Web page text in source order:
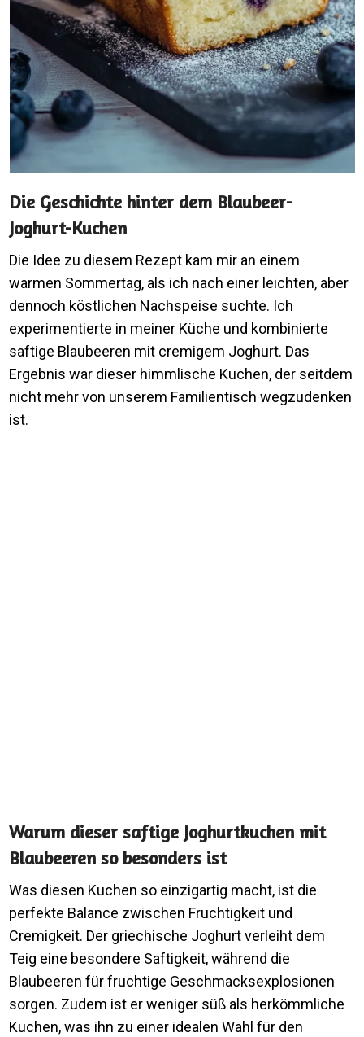
Die Geschichte hinter dem Blaubeer-
Joghurt-Kuchen
Die Idee zu diesem Rezept kam mir an einem
warmen Sommertag, als ich nach einer leichten, aber
dennoch köstlichen Nachspeise suchte. Ich
experimentierte in meiner Küche und kombinierte
saftige Blaubeeren mit cremigem Joghurt. Das
Ergebnis war dieser himmlische Kuchen, der seitdem
nicht mehr von unserem Familientisch wegzudenken
ist.
Warum dieser saftige Joghurtkuchen mit
Blaubeeren so besonders ist
Was diesen Kuchen so einzigartig macht, ist die
perfekte Balance zwischen Fruchtigkeit und
Cremigkeit. Der griechische Joghurt verleiht dem
Teig eine besondere Saftigkeit, während die
Blaubeeren für fruchtige Geschmacksexplosionen
sorgen. Zudem ist er weniger süß als herkömmliche
Kuchen, was ihn zu einer idealen Wahl für den